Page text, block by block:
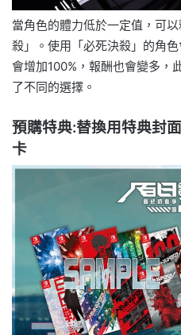
當角色的體力低於一定值，可
殺」。使用「必死決殺」的角
會增加100%，報酬也會變多，
了不同的選擇。
預購特典:替換用特典封
卡